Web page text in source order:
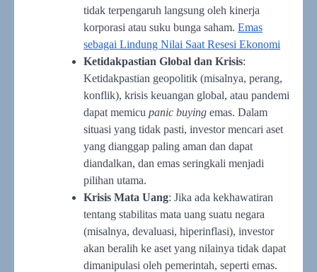
tidak terpengaruh langsung oleh kinerja
korporasi atau suku bunga saham. Emas
sebagai Lindung Nilai Saat Resesi Ekonomi
Ketidakpastian Global dan Krisis:
Ketidakpastian geopolitik (misalnya, perang,
konflik), krisis keuangan global, atau pandemi
dapat memicu panic buying emas. Dalam
situasi yang tidak pasti, investor mencari aset
yang dianggap paling aman dan dapat
diandalkan, dan emas seringkali menjadi
pilihan utama.
Krisis Mata Uang: Jika ada kekhawatiran
tentang stabilitas mata uang suatu negara
(misalnya, devaluasi, hiperinflasi), investor
akan beralih ke aset yang nilainya tidak dapat
dimanipulasi oleh pemerintah, seperti emas.